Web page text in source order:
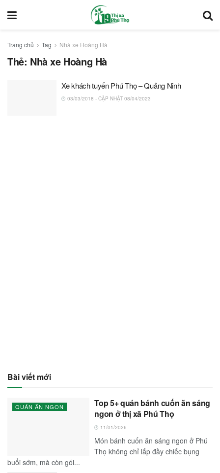
Trang chủ Tag Nhà xe Hoàng Hà
Thẻ: Nhà xe Hoàng Hà
Xe khách tuyến Phú Thọ – Quảng Ninh
03/03/2018 - CẬP NHẬT 08/04/2023
Bài viết mới
QUÁN ĂN NGON
Top 5+ quán bánh cuốn ăn sáng
ngon ở thị xã Phú Thọ
11/01/2026
Món bánh cuốn ăn sáng ngon ở Phú
Thọ không chỉ lấp đầy chiếc bụng
buổi sớm, mà còn gói...